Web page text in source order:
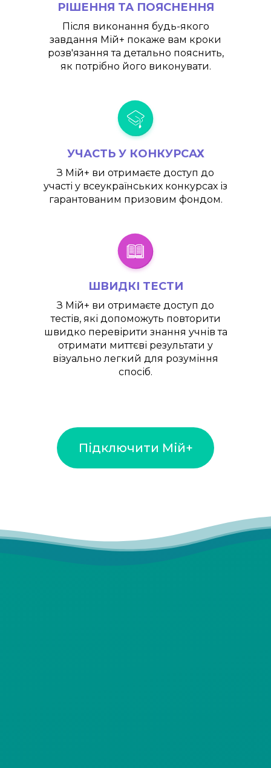
РІШЕННЯ ТА ПОЯСНЕННЯ
Після виконання будь-якого
завдання Мій+ покаже вам кроки
розв'язання та детально пояснить,
як потрібно його виконувати.
УЧАСТЬ У КОНКУРСАХ
З Мій+ ви отримаєте доступ до
участі у всеукраїнських конкурсах із
гарантованим призовим фондом.
ШВИДКІ ТЕСТИ
З Мій+ ви отримаєте доступ до
тестів, які допоможуть повторити
швидко перевірити знання учнів та
отримати миттєві результати у
візуально легкий для розуміння
спосіб.
Підключити Мій+